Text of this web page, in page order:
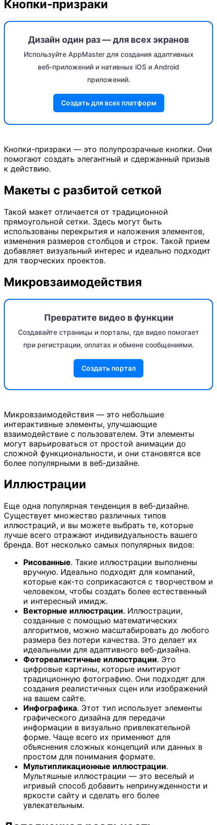
Кнопки-призраки
Дизайн один раз — для всех экранов
Используйте AppMaster для создания адаптивных
веб‑приложений и нативных iOS и Android
приложений.
Создать для всех платформ
Кнопки-призраки — это полупрозрачные кнопки. Они
помогают создать элегантный и сдержанный призыв
к действию.
Макеты с разбитой сеткой
Такой макет отличается от традиционной
прямоугольной сетки. Здесь могут быть
использованы перекрытия и наложения элементов,
изменения размеров столбцов и строк. Такой прием
добавляет визуальный интерес и идеально подходит
для творческих проектов.
Микровзаимодействия
Превратите видео в функции
Создавайте страницы и порталы, где видео помогает
при регистрации, оплатах и обмене сообщениями.
Создать портал
Микровзаимодействия — это небольшие
интерактивные элементы, улучшающие
взаимодействие с пользователем. Эти элементы
могут варьироваться от простой анимации до
сложной функциональности, и они становятся все
более популярными в веб-дизайне.
Иллюстрации
Еще одна популярная тенденция в веб-дизайне.
Существует множество различных типов
иллюстраций, и вы можете выбрать те, которые
лучше всего отражают индивидуальность вашего
бренда. Вот несколько самых популярных видов:
Рисованные. Такие иллюстрации выполнены
вручную. Идеально подходят для компаний,
которые как-то соприкасаются с творчеством и
человеком, чтобы создать более естественный
и интересный имидж.
Векторные иллюстрации. Иллюстрации,
созданные с помощью математических
алгоритмов, можно масштабировать до любого
размера без потери качества. Это делает их
идеальными для адаптивного веб-дизайна.
Фотореалистичные иллюстрации. Это
цифровые картины, которые имитируют
традиционную фотографию. Они подходят для
создания реалистичных сцен или изображений
на вашем сайте.
Инфографика. Этот тип использует элементы
графического дизайна для передачи
информации в визуально привлекательной
форме. Чаще всего их применяют для
объяснения сложных концепций или данных в
простом для понимания формате.
Мультипликационные иллюстрации.
Мультяшные иллюстрации — это веселый и
игривый способ добавить непринужденности и
яркости сайту и сделать его более
увлекательным.